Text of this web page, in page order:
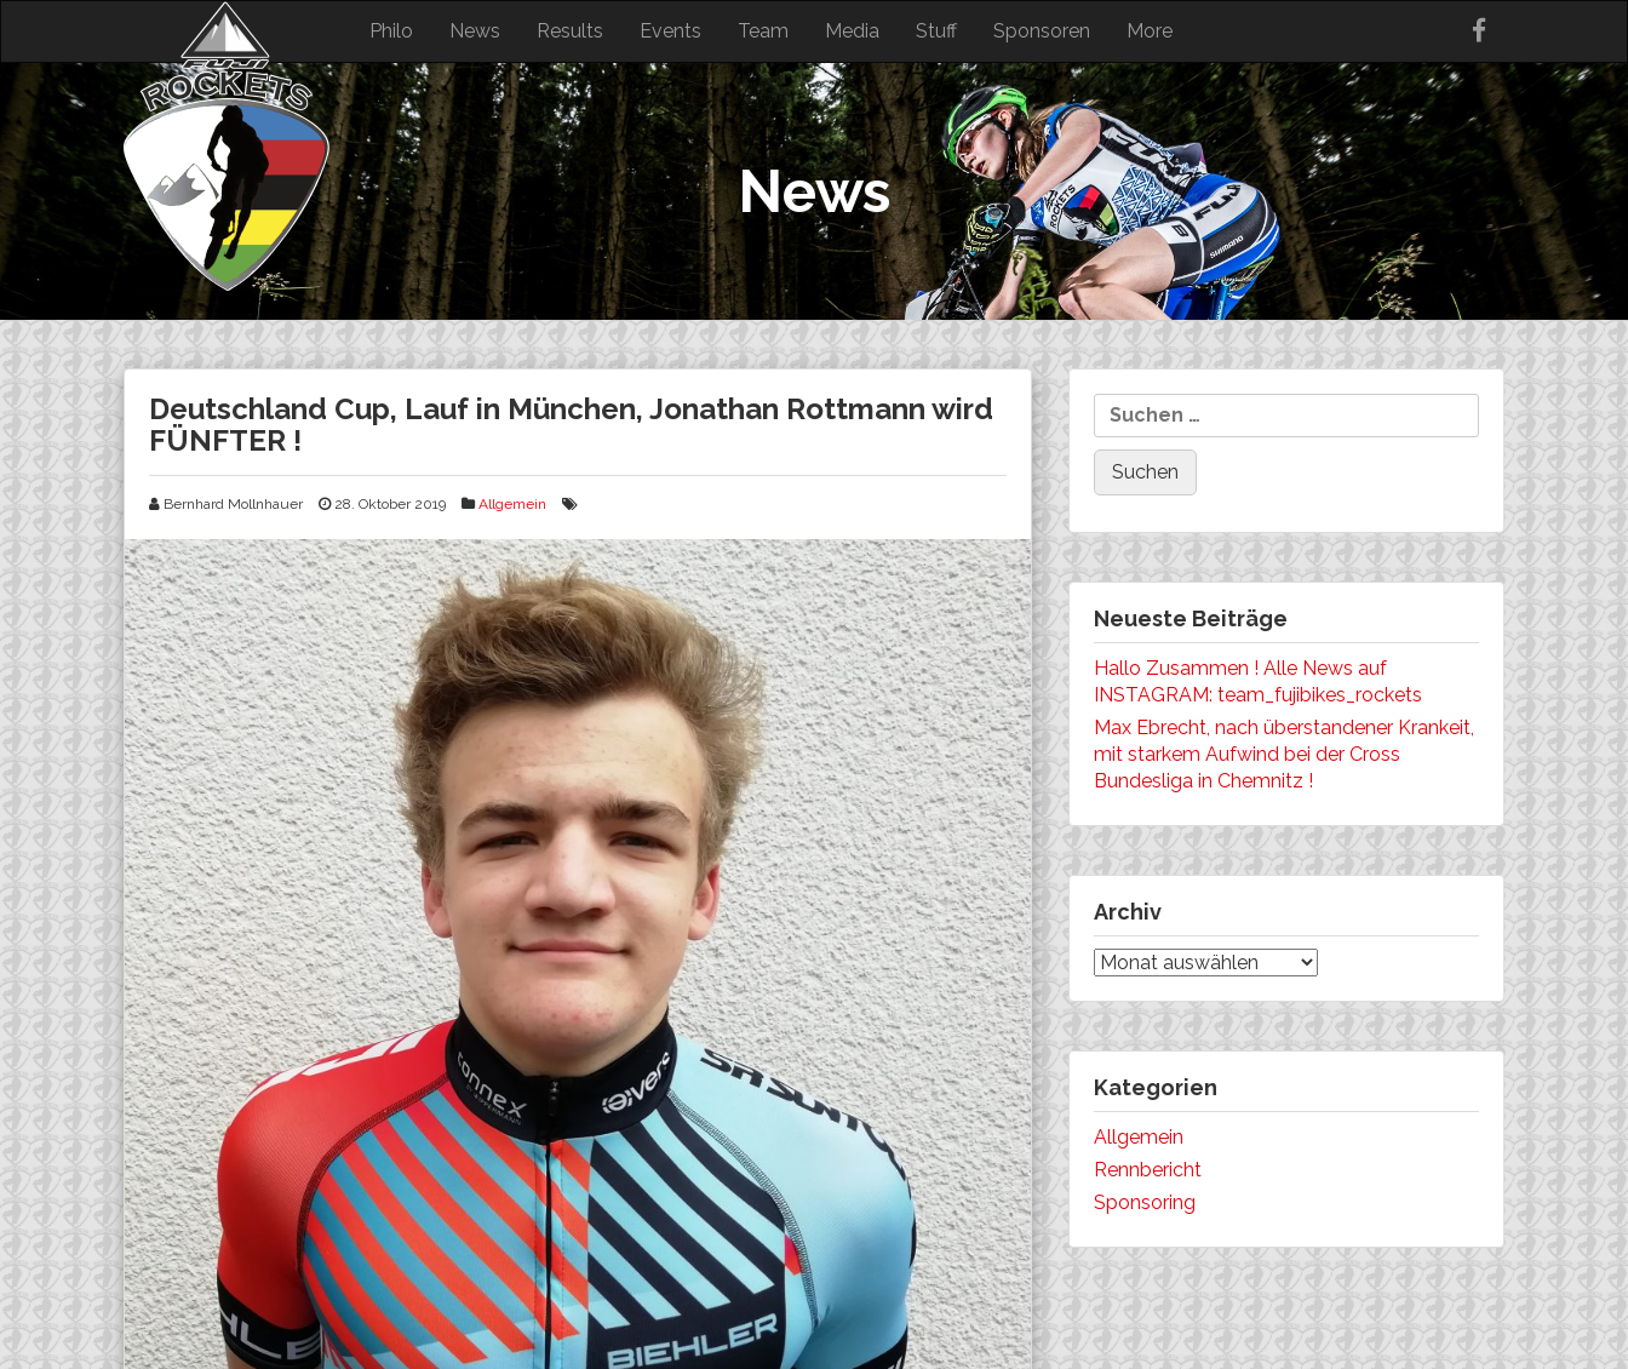
content
Philo News Results Events Team Media Stuff Sponsoren More
News
Deutschland Cup, Lauf in München, Jonathan Rottmann wird
FÜNFTER !
Bernhard Mollnhauer 28. Oktober 2019 Allgemein
Suchen
nach:
Neueste Beiträge
Hallo Zusammen ! Alle News auf
INSTAGRAM: team_fujibikes_rockets
Max Ebrecht, nach überstandener Krankeit,
mit starkem Aufwind bei der Cross
Bundesliga in Chemnitz !
Archiv
Archiv
Kategorien
Allgemein
Rennbericht
Sponsoring